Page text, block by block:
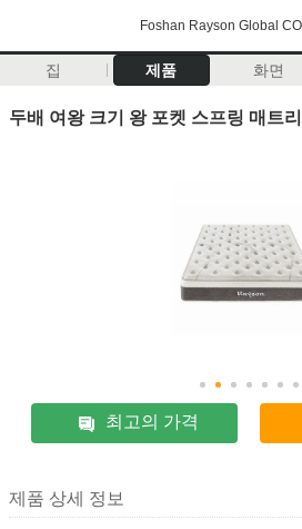
Foshan Rayson Global
집 제품 화면
두배 여왕 크기 왕 포켓 스프링 매트
최고의 가격
제품 상세 정보